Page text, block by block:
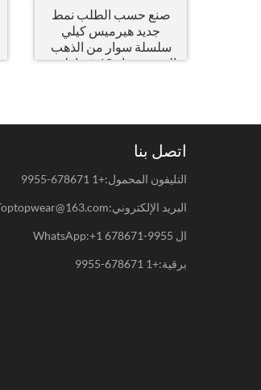
صنع حسب الطلب نمط
جديد هيرميس كيلي
سلسلة سوار من الذهب
الوردي عيار 18 قيراط مع
اتصل بنا
التليفون المحمول:+1 678671-9955
البريد الإلكتروني:Toptopwear@163.com
ال WhatsApp:+1 678671-9955
برقية:+1 678671-9955